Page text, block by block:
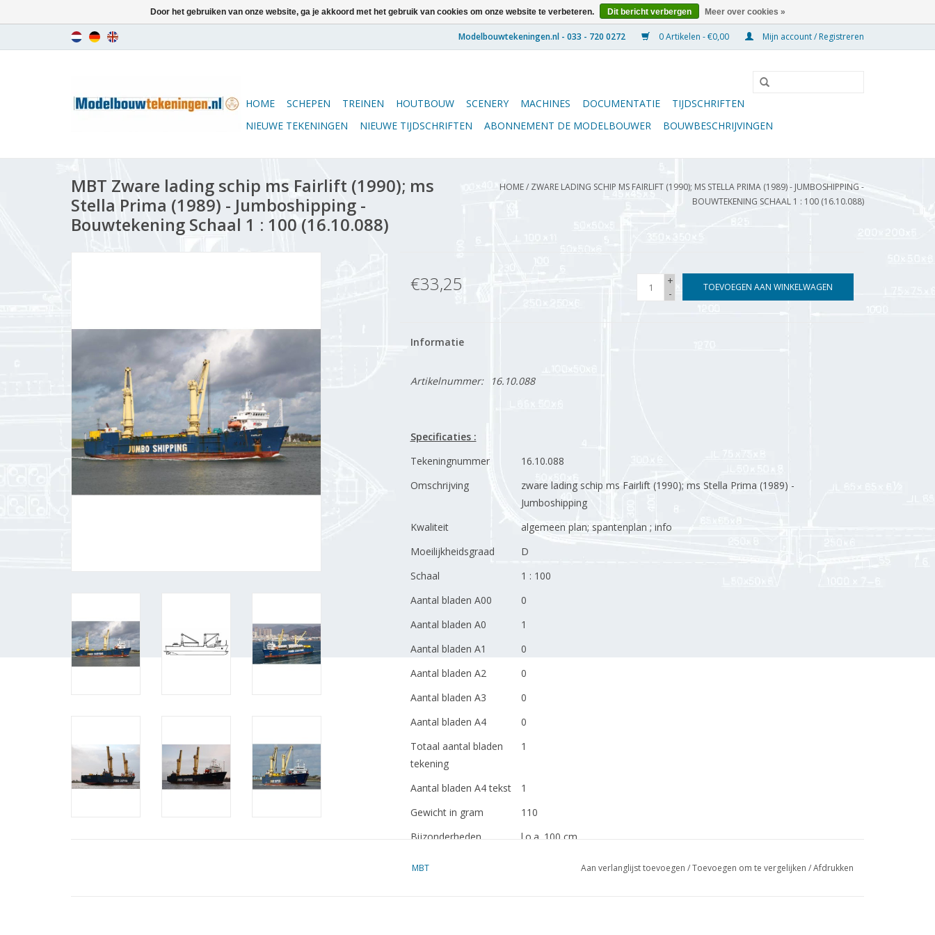
0 Artikelen - €0,00 Mijn account / Registreren
HOME SCHEPEN TREINEN HOUTBOUW SCENERY MACHINES DOCUMENTATIE
TIJDSCHRIFTEN
NIEUWE TEKENINGEN
NIEUWE TIJDSCHRIFTEN ABONNEMENT DE MODELBOUWER BOUWBESCHRIJVINGEN
MBT Zware lading schip ms Fairlift (1990); ms
Stella Prima (1989) - Jumboshipping -
Bouwtekening Schaal 1 : 100 (16.10.088)
HOME/ ZWARE LADING SCHIP MS FAIRLIFT (1990); MS STELLA PRIMA (1989) - JUMBOSHIPPING -
BOUWTEKENING SCHAAL 1 : 100 (16.10.088)
€33,25
+
-
TOEVOEGEN AAN WINKELWAGEN
Informatie
Artikelnummer: 16.10.088
Specificaties :
Tekeningnummer
16.10.088
Omschrijving
zware lading schip ms Fairlift (1990); ms Stella Prima (1989) -
Jumboshipping
Kwaliteit
algemeen plan; spantenplan ; info
Moeilijkheidsgraad
D
Schaal
1 : 100
Aantal bladen A00
0
Aantal bladen A0
1
Aantal bladen A1
0
Aantal bladen A2
0
Aantal bladen A3
0
Aantal bladen A4
0
Totaal aantal bladen
tekening
1
Aantal bladen A4 tekst
1
Gewicht in gram
110
Bijzonderheden
l.o.a. 100 cm
MBT Aan verlanglijst toevoegen /Toevoegen om te vergelijken /Afdrukken
Door het gebruiken van onze website, ga je akkoord met het gebruik van cookies om onze website te verbeteren. Dit bericht verbergen Meer over cookies »